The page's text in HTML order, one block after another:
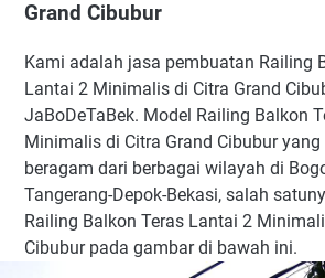
Grand Cibubur
Kami adalah jasa pembuatan Railing
Lantai 2 Minimalis di Citra Grand
JaBoDeTaBek. Model Railing Balkon
Minimalis di Citra Grand Cibubur
beragam dari berbagai wilayah di
Tangerang-Depok-Bekasi, salah
Railing Balkon Teras Lantai 2
Cibubur pada gambar di bawah ini.